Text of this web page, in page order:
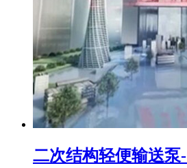
二次结构轻便输送泵